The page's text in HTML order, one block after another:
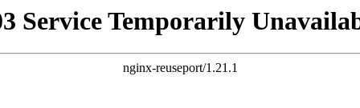
Service Temporarily
nginx-reuseport/1.21.1